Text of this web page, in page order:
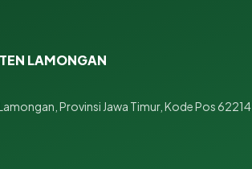
LAMONGAN
Provinsi Jawa Timur, Kode Pos 62214